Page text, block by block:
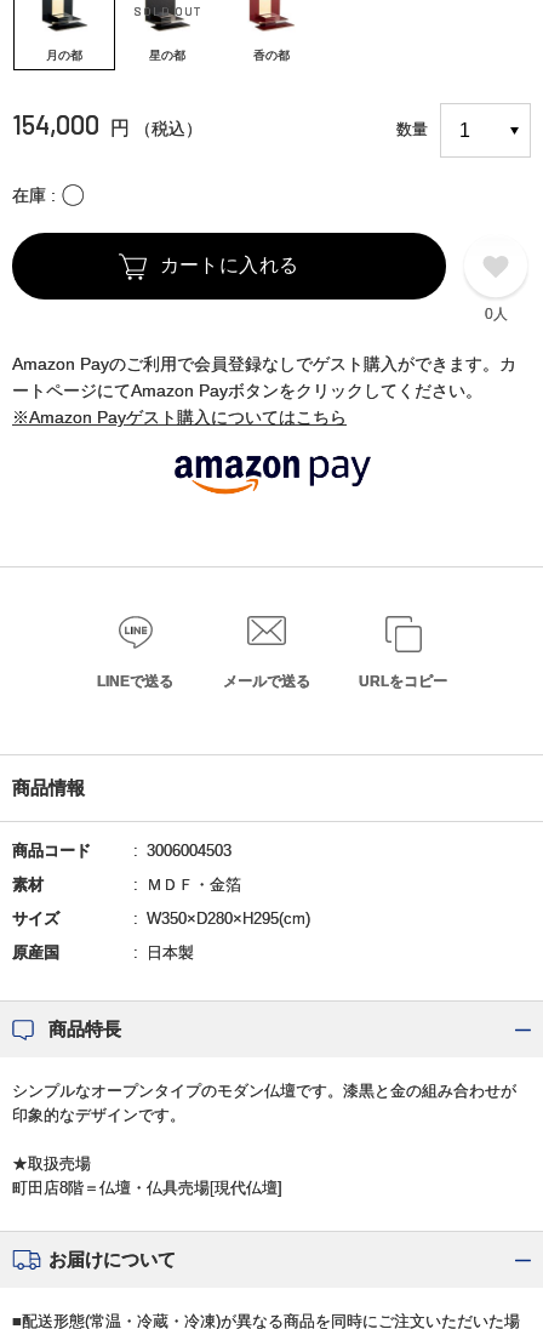
月の都 星の都 香の都
154,000 円 （税込） 数量
在庫 〇
カートに入れる
0人
Amazon Payのご利用で会員登録なしでゲスト購入ができます。カ
ートページにてAmazon Payボタンをクリックしてください。
※Amazon Payゲスト購入についてはこちら
LINEで送る メールで送る URLをコピー
商品情報
商品コード
3006004503
素材
ＭＤＦ・金箔
サイズ
W350×D280×H295(cm)
原産国
日本製
商品特長
シンプルなオープンタイプのモダン仏壇です。漆黒と金の組み合わせが
印象的なデザインです。
★取扱売場
町田店8階＝仏壇・仏具売場[現代仏壇]
お届けについて
■配送形態(常温・冷蔵・冷凍)が異なる商品を同時にご注文いただいた場